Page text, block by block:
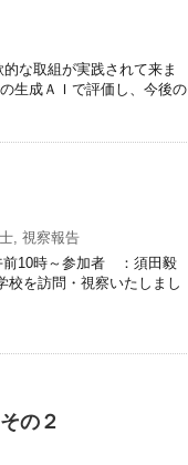
な取組が実践されて来ま
生成ＡＩで評価し、今後の
, 視察報告
前10時～参加者 ：須田毅
校を訪問・視察いたしまし
の２